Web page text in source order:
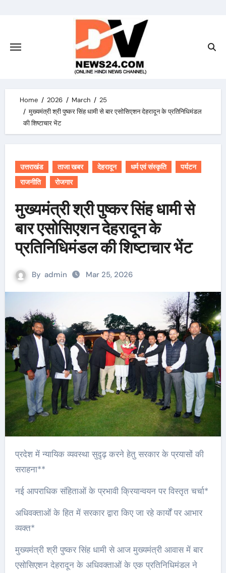
Home 2026 March
25
मुख्यमंत्री श्री पुष्कर सिंह धामी से बार एसोसिएशन देहरादून के प्रतिनिधिमंडल
की शिष्टाचार भेंट
उत्तराखंड ताजा खबर देहरादून धर्म एवं संस्कृति
पर्यटन
राजनीति
रोजगार
मुख्यमंत्री श्री पुष्कर सिंह धामी से
बार एसोसिएशन देहरादून के
प्रतिनिधिमंडल की शिष्टाचार भेंट
By admin Mar 25, 2026
प्रदेश में न्यायिक व्यवस्था सुदृढ़ करने हेतु सरकार के प्रयासों की
सराहना**
नई आपराधिक संहिताओं के प्रभावी क्रियान्वयन पर विस्तृत चर्चा*
अधिवक्ताओं के हित में सरकार द्वारा किए जा रहे कार्यों पर आभार
व्यक्त*
मुख्यमंत्री श्री पुष्कर सिंह धामी से आज मुख्यमंत्री आवास में बार
एसोसिएशन देहरादून के अधिवक्ताओं के एक प्रतिनिधिमंडल ने